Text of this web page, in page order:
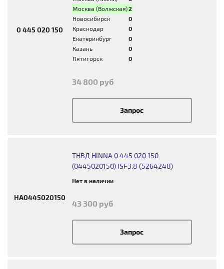
0 445 020 150
Москва (Волжская)2
Новосибирск
0
Краснодар
0
Екатеринбург
0
Казань
0
Пятигорск
0
34 800 руб
Запрос
HA0445020150
ТНВД HINNA 0 445 020 150
(0445020150) ISF3.8 (5264248)
Нет в наличии
43 300 руб
Запрос